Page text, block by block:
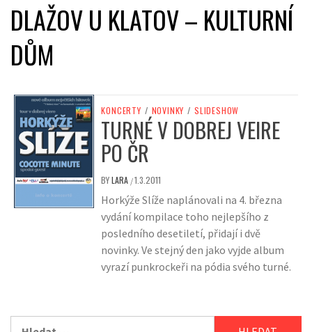
DLAŽOV U KLATOV – KULTURNÍ
DŮM
KONCERTY / NOVINKY / SLIDESHOW
TURNÉ V DOBREJ VEIRE
PO ČR
BYLARA /1.3.2011
Horkýže Slíže naplánovali na 4. března
vydání kompilace toho nejlepšího z
posledního desetiletí, přidají i dvě
novinky. Ve stejný den jako vyjde album
vyrazí punkrockeři na pódia svého turné.